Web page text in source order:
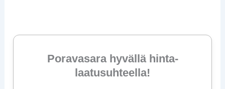
Poravasara hyvällä hinta-
laatusuhteella!